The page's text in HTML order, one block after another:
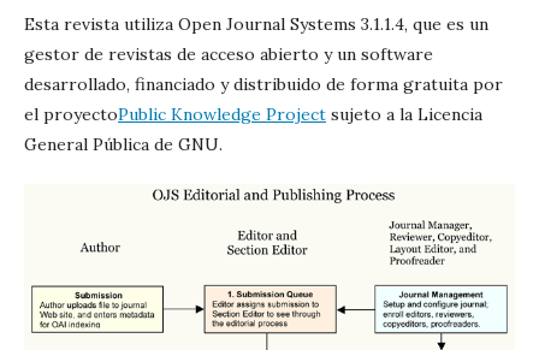
Esta revista utiliza Open Journal Systems 3.1.1.4, que es un
gestor de revistas de acceso abierto y un software
desarrollado, financiado y distribuido de forma gratuita por
el proyectoPublic Knowledge Project sujeto a la Licencia
General Pública de GNU.